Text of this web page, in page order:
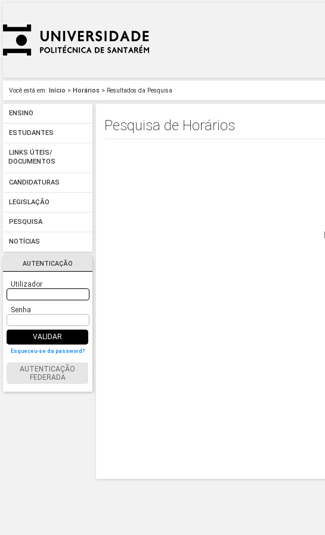
Você está em: Início > Horários > Resultados da Pesquisa
ENSINO
ESTUDANTES
LINKS ÚTEIS/
DOCUMENTOS
CANDIDATURAS
LEGISLAÇÃO
PESQUISA
NOTÍCIAS
AUTENTICAÇÃO
Utilizador
Senha
VALIDAR
Esqueceu-se da password?
AUTENTICAÇÃO
FEDERADA
Pesquisa de Horários